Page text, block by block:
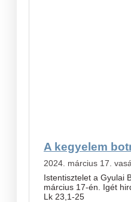
A kegyelem
2024. március 17.
Istentisztelet a Gyulai
március 17-én. Igét
Lk 23,1-25